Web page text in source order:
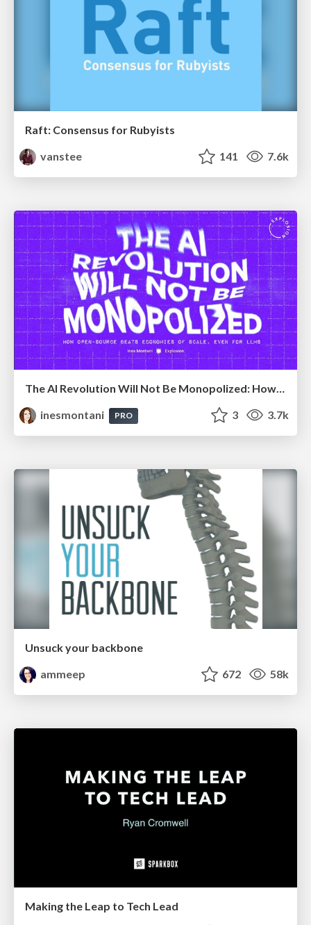
Raft: Consensus for Rubyists
vanstee
141 7.6k
The AI Revolution Will Not Be Monopolized: How open-source beats economies of scale, even for LLMs
inesmontani
PRO 3 3.7k
Unsuck your backbone
ammeep
672 58k
Making the Leap to Tech Lead